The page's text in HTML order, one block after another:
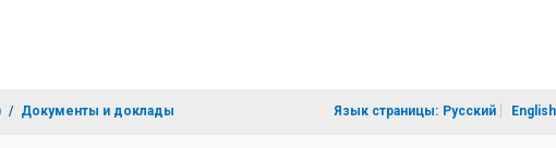
Документы и доклады Язык страницы: Русский English